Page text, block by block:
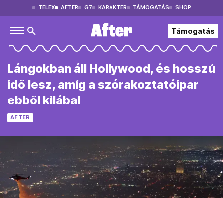
TELEX AFTER G7 KARAKTER TÁMOGATÁS SHOP
Támogatás
Lángokban áll Hollywood, és hosszú
idő lesz, amíg a szórakoztatóipar
ebből kilábal
AFTER